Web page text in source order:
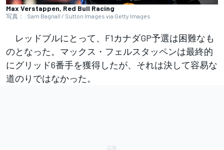
Max Verstappen, Red Bull Racing
写真：: Sam Bagnall / Sutton Images via Getty Images
レッドブルにとって、F1カナダGP予選は困難なも
のとなった。マックス・フェルスタッペンは最終的
にグリッド6番手を獲得したが、それは決して容易な
道のりではなかった。